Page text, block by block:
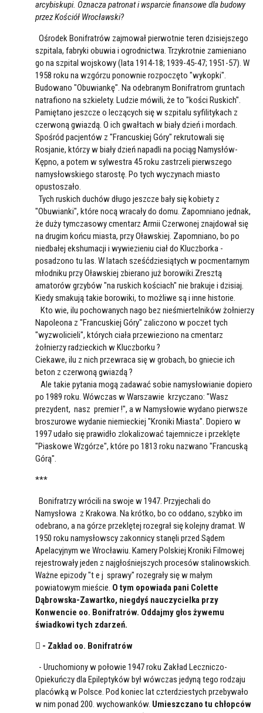
arcybiskupi. Oznacza patronat i wsparcie finansowe dla budowy
przez Kościół Wrocławski?
Ośrodek Bonifratrów zajmował pierwotnie teren dzisiejszego
szpitala, fabryki obuwia i ogrodnictwa. Trzykrotnie zamieniano
go na szpital wojskowy (lata 1914-18; 1939-45-47; 1951-57). W
1958 roku na wzgórzu ponownie rozpoczęto "wykopki".
Budowano "Obuwiankę". Na odebranym Bonifratrom gruntach
natrafiono na szkielety. Ludzie mówili, że to "kości Ruskich".
Pamiętano jeszcze o leczących się w szpitalu syfilitykach z
czerwoną gwiazdą. O ich gwałtach w biały dzień i mordach.
Spośród pacjentów z "Francuskiej Góry" rekrutowali się
Rosjanie, którzy w biały dzień napadli na pociąg Namysłów-
Kępno, a potem w sylwestra 45 roku zastrzeli pierwszego
namysłowskiego starostę. Po tych wyczynach miasto
opustoszało.
Tych ruskich duchów długo jeszcze bały się kobiety z
"Obuwianki", które nocą wracały do domu. Zapomniano jednak,
że duży tymczasowy cmentarz Armii Czerwonej znajdował się
na drugim końcu miasta, przy Oławskiej. Zapomniano, bo po
niedbałej ekshumacji i wywiezieniu ciał do Kluczborka -
posadzono tu las. W latach sześćdziesiątych w pocmentarnym
młodniku przy Oławskiej zbierano już borowiki.Zresztą
amatorów grzybów "na ruskich kościach" nie brakuje i dzisiaj.
Kiedy smakują takie borowiki, to możliwe są i inne historie.
Kto wie, ilu pochowanych nago bez nieśmiertelników żołnierzy
Napoleona z "Francuskiej Góry" zaliczono w poczet tych
"wyzwolicieli", których ciała przewieziono na cmentarz
żołnierzy radzieckich w Kluczborku ?
Ciekawe, ilu z nich przewraca się w grobach, bo gniecie ich
beton z czerwoną gwiazdą ?
Ale takie pytania mogą zadawać sobie namysłowianie dopiero
po 1989 roku. Wówczas w Warszawie krzyczano: "Wasz
prezydent, nasz premier !", a w Namysłowie wydano pierwsze
broszurowe wydanie niemieckiej "Kroniki Miasta". Dopiero w
1997 udało się prawidło zlokalizować tajemnicze i przeklęte
"Piaskowe Wzgórze", które po 1813 roku nazwano "Francuską
Górą".
***
Bonifratrzy wrócili na swoje w 1947. Przyjechali do
Namysłowa z Krakowa. Na krótko, bo co oddano, szybko im
odebrano, a na górze przeklętej rozegrał się kolejny dramat. W
1950 roku namysłowscy zakonnicy stanęli przed Sądem
Apelacyjnym we Wrocławiu. Kamery Polskiej Kroniki Filmowej
rejestrowały jeden z najgłośniejszych procesów stalinowskich.
Ważne epizody "t e j sprawy" rozegrały się w małym
powiatowym mieście. O tym opowiada pani Colette
Dąbrowska-Zawartko, niegdyś nauczycielka przy
Konwencie oo. Bonifratrów. Oddajmy głos żywemu
świadkowi tych zdarzeń.
 - Zakład oo. Bonifratrów
- Uruchomiony w połowie 1947 roku Zakład Leczniczo-
Opiekuńczy dla Epileptyków był wówczas jedyną tego rodzaju
placówką w Polsce. Pod koniec lat czterdziestych przebywało
w nim ponad 200. wychowanków. Umieszczano tu chłopców